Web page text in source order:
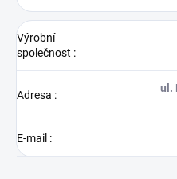
Výrobní
společnost :
Adresa :
ul.
E-mail :